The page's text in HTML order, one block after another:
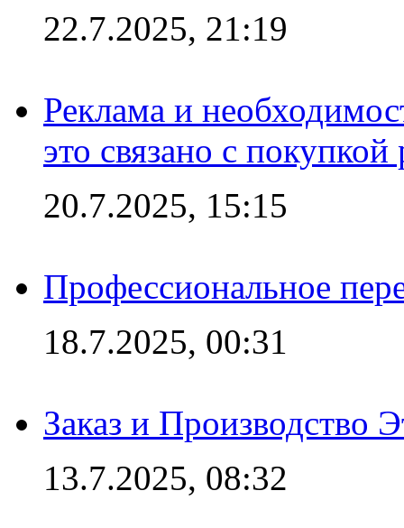
22.7.2025, 21:19
Реклама и
это связано с покупкой
20.7.2025, 15:15
Профессиональное
18.7.2025, 00:31
Заказ и Производство
13.7.2025, 08:32